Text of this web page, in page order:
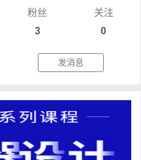
粉丝
3
关注
0
发消息